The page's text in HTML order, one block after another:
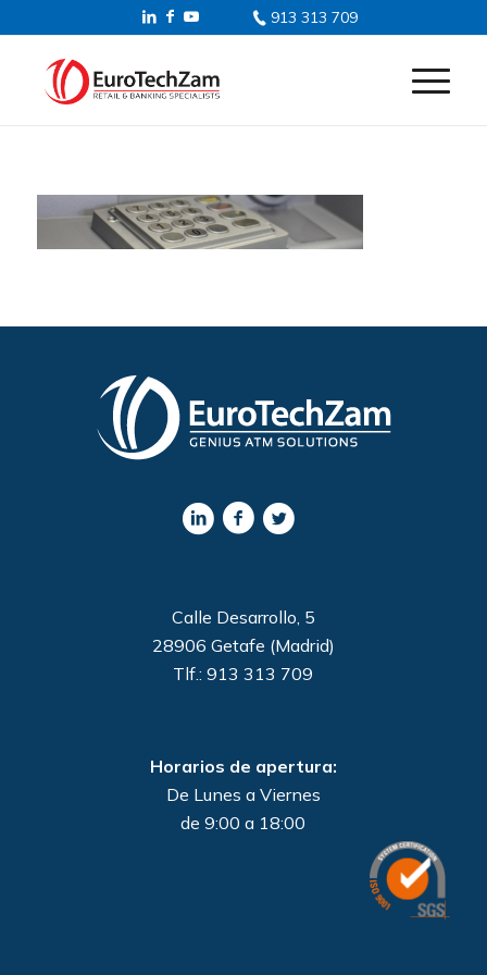
913 313 709
Calle Desarrollo, 5
28906 Getafe (Madrid)
Tlf.: 913 313 709
Horarios de apertura:
De Lunes a Viernes
de 9:00 a 18:00